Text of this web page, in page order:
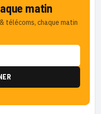
matin
télécoms, chaque matin